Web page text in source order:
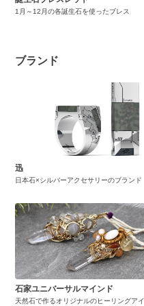
1月～12月の各誕生石を使ったブレス
ブランド
迅
日本石×シルバーアクセサリーのブランド
石家ユニバーサルマインド
天然石で作るオリジナルのヒーリングアイ